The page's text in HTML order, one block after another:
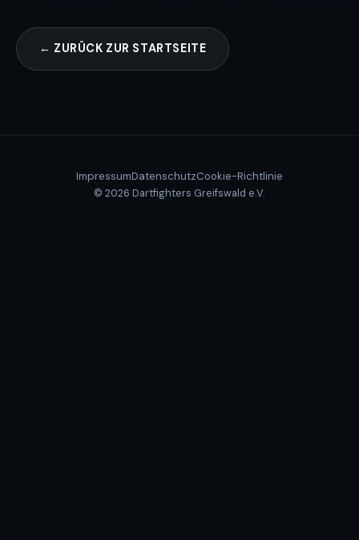
← ZURÜCK ZUR STARTSEITE
ImpressumDatenschutzCookie-Richtlinie
© 2026 Dartfighters Greifswald e.V.